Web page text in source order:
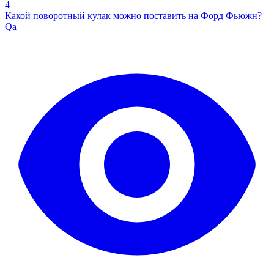
4
Какой поворотный кулак можно поставить на Форд Фьюжн?
Qa